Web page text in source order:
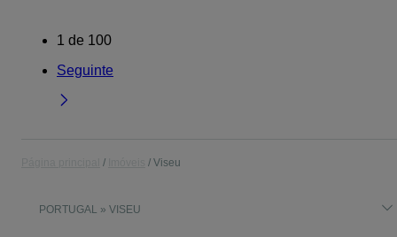
1 de 100
Seguinte
Viseu
PORTUGAL » VISEU